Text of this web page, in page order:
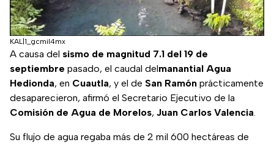
KAL|1_gcmil4mx
A causa del sismo de magnitud 7.1 del 19 de
septiembre pasado, el caudal delmanantial Agua
Hedionda, en Cuautla, y el de San Ramón prácticamente
desaparecieron, afirmó el Secretario Ejecutivo de la
Comisión de Agua de Morelos, Juan Carlos Valencia.
Su flujo de agua regaba más de 2 mil 600 hectáreas de